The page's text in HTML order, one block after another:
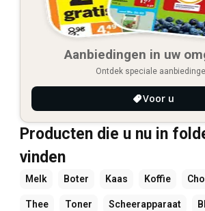
Aanbiedingen in uw
Ontdek speciale
Voor u
Producten die u nu in
vinden
Melk Boter Kaas Koffie
Thee Toner Scheerapparaat